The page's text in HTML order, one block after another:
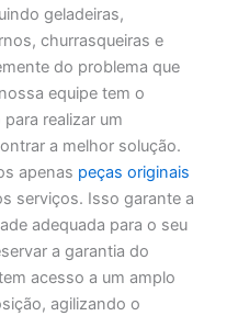
geladeiras,
churrasqueiras e
do problema que
equipe tem o
realizar um
a melhor solução.
apenas peças originais
serviços. Isso garante a
adequada para o seu
a garantia do
acesso a um amplo
agilizando o